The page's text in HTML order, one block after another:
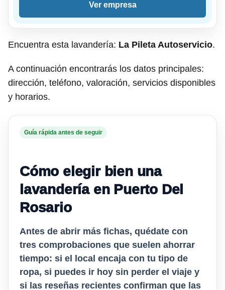
Ver empresa
Encuentra esta lavandería: La Pileta Autoservicio.
A continuación encontrarás los datos principales:
dirección, teléfono, valoración, servicios disponibles
y horarios.
Guía rápida antes de seguir
Cómo elegir bien una
lavandería en Puerto Del
Rosario
Antes de abrir más fichas, quédate con
tres comprobaciones que suelen ahorrar
tiempo: si el local encaja con tu tipo de
ropa, si puedes ir hoy sin perder el viaje y
si las reseñas recientes confirman que las